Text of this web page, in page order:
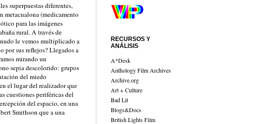
superpuestas diferentes,
metacualona (medicamento
para las imágenes
rural. A través de
le vemos multiplicado a
por sus reflejos? Llegados a
mirando un
sepia descolorido: grupos
del miedo
el lugar del realizador que
cuestiones periféricas del
del espacio, en una
Smithson que a una
RECURSOS Y
ANÁLISIS
A*Desk
Anthology Film Archives
Archive.org
Art + Culture
Bad Lit
Blogs&Docs
British Lights Film